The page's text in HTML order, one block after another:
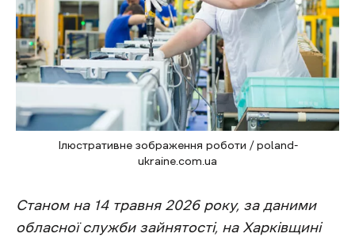
Ілюстративне зображення роботи / poland-
ukraine.com.ua
Станом на 14 травня 2026 року, за даними
обласної служби зайнятості, на Харківщині